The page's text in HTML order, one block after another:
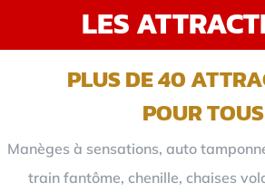
LES
PLUS DE 40
POUR TOUS
Manèges à sensations, auto
train fantôme, chenille, chaises